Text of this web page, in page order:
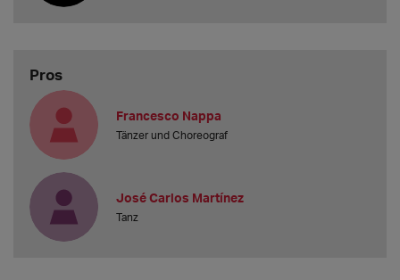
Pros
Francesco Nappa
Tänzer und Choreograf
José Carlos Martínez
Tanz